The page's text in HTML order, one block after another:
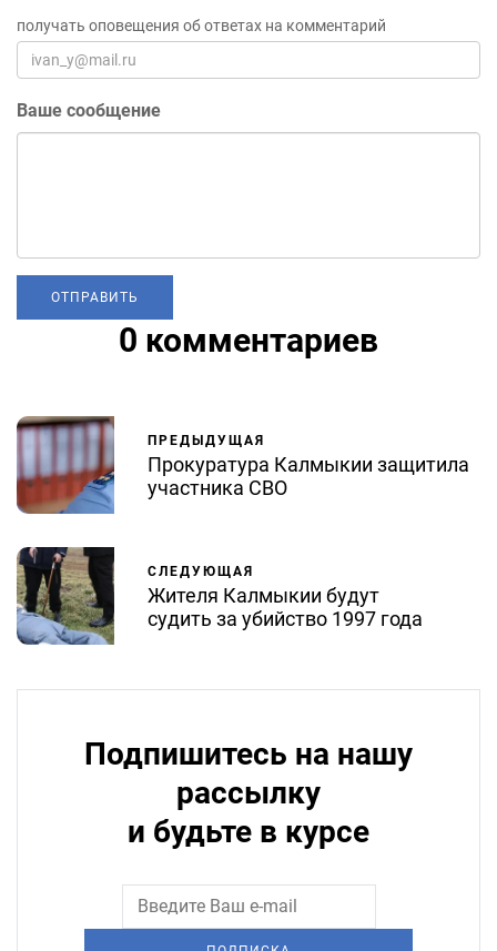
получать оповещения об ответах на комментарий
Ваше сообщение
0 комментариев
ПРЕДЫДУЩАЯ
Прокуратура Калмыкии защитила
участника СВО
СЛЕДУЮЩАЯ
Жителя Калмыкии будут
судить за убийство 1997 года
Подпишитесь на нашу
рассылку
и будьте в курсе